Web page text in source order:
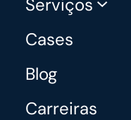
Serviços
Cases
Blog
Carreiras